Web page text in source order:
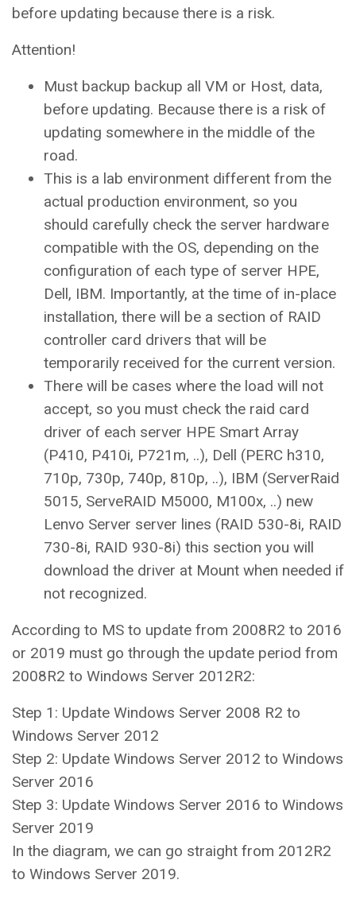
before updating because there is a risk.
Attention!
Must backup backup all VM or Host, data,
before updating. Because there is a risk of
updating somewhere in the middle of the
road.
This is a lab environment different from the
actual production environment, so you
should carefully check the server hardware
compatible with the OS, depending on the
configuration of each type of server HPE,
Dell, IBM. Importantly, at the time of in-place
installation, there will be a section of RAID
controller card drivers that will be
temporarily received for the current version.
There will be cases where the load will not
accept, so you must check the raid card
driver of each server HPE Smart Array
(P410, P410i, P721m, ..), Dell (PERC h310,
710p, 730p, 740p, 810p, ..), IBM (ServerRaid
5015, ServeRAID M5000, M100x, ..) new
Lenvo Server server lines (RAID 530-8i, RAID
730-8i, RAID 930-8i) this section you will
download the driver at Mount when needed if
not recognized.
According to MS to update from 2008R2 to 2016
or 2019 must go through the update period from
2008R2 to Windows Server 2012R2:
Step 1: Update Windows Server 2008 R2 to
Windows Server 2012
Step 2: Update Windows Server 2012 to Windows
Server 2016
Step 3: Update Windows Server 2016 to Windows
Server 2019
In the diagram, we can go straight from 2012R2
to Windows Server 2019.